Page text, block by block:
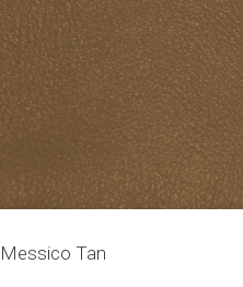
Messico Tan